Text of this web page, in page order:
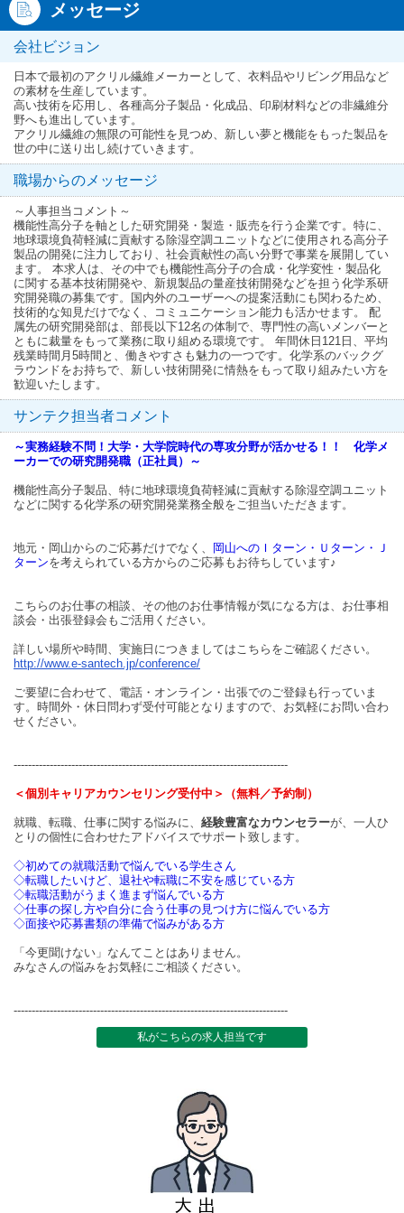
メッセージ
会社ビジョン
日本で最初のアクリル繊維メーカーとして、衣料品やリビング用品など
の素材を生産しています。
高い技術を応用し、各種高分子製品・化成品、印刷材料などの非繊維分
野へも進出しています。
アクリル繊維の無限の可能性を見つめ、新しい夢と機能をもった製品を
世の中に送り出し続けていきます。
職場からのメッセージ
～人事担当コメント～
機能性高分子を軸とした研究開発・製造・販売を行う企業です。特に、
地球環境負荷軽減に貢献する除湿空調ユニットなどに使用される高分子
製品の開発に注力しており、社会貢献性の高い分野で事業を展開してい
ます。 本求人は、その中でも機能性高分子の合成・化学変性・製品化
に関する基本技術開発や、新規製品の量産技術開発などを担う化学系研
究開発職の募集です。国内外のユーザーへの提案活動にも関わるため、
技術的な知見だけでなく、コミュニケーション能力も活かせます。 配
属先の研究開発部は、部長以下12名の体制で、専門性の高いメンバーと
ともに裁量をもって業務に取り組める環境です。 年間休日121日、平均
残業時間月5時間と、働きやすさも魅力の一つです。化学系のバックグ
ラウンドをお持ちで、新しい技術開発に情熱をもって取り組みたい方を
歓迎いたします。
サンテク担当者コメント
～実務経験不問！大学・大学院時代の専攻分野が活かせる！！ 化学メ
ーカーでの研究開発職（正社員）～
機能性高分子製品、特に地球環境負荷軽減に貢献する除湿空調ユニット
などに関する化学系の研究開発業務全般をご担当いただきます。
地元・岡山からのご応募だけでなく、
岡山へのＩターン・Ｕターン・Ｊ
ターンを考えられている方からのご応募もお待ちしています♪
こちらのお仕事の相談、その他のお仕事情報が気になる方は、お仕事相
談会・出張登録会もご活用ください。
詳しい場所や時間、実施日につきましてはこちらをご確認ください。
http://www.e-santech.jp/conference/
ご要望に合わせて、電話・オンライン・出張でのご登録も行っていま
す。時間外・休日問わず受付可能となりますので、お気軽にお問い合わ
せください。
----------------------------------------------------------------------------
＜個別キャリアカウンセリング受付中＞（無料／予約制）
就職、転職、仕事に関する悩みに、 経験豊富なカウンセラーが、一人ひ
とりの個性に合わせたアドバイスでサポート致します。
◇初めての就職活動で悩んでいる学生さん
◇転職したいけど、退社や転職に不安を感じている方
◇転職活動がうまく進まず悩んでいる方
◇仕事の探し方や自分に合う仕事の見つけ方に悩んでいる方
◇面接や応募書類の準備で悩みがある方
「今更聞けない」なんてことはありません。
みなさんの悩みをお気軽にご相談ください。
----------------------------------------------------------------------------
私がこちらの求人担当です